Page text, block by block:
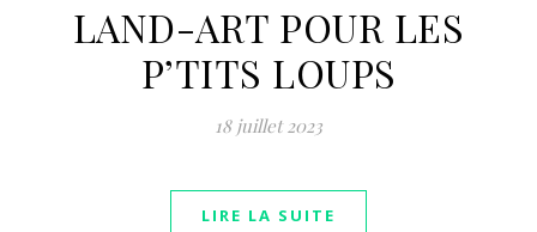
LAND-ART POUR LES
P’TITS LOUPS
18 juillet 2023
LIRE LA SUITE